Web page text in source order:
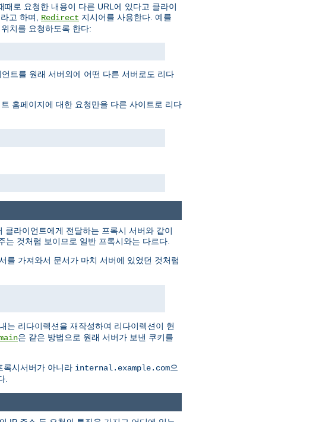
로 요청한 내용이 다른 URL에 있다고 클라이
고 하며, Redirect 지시어를 사용한다. 예를
치를 요청하도록 한다:
트를 원래 서버외에 어떤 다른 서버로도 리다
홈페이지에 대한 요청만을 다른 사이트로 리다
라이언트에게 전달하는 프록시 서버와 같이
것처럼 보이므로 일반 프록시와는 다르다.
를 가져와서 문서가 마치 서버에 있었던 것처럼
는 리다이렉션을 재작성하여 리다이렉션이 현
은 같은 방법으로 원래 서버가 보낸 쿠키를
록시서버가 아니라 internal.example.com으
.